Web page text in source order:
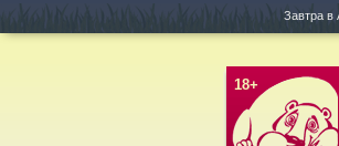
Завтра в
18+